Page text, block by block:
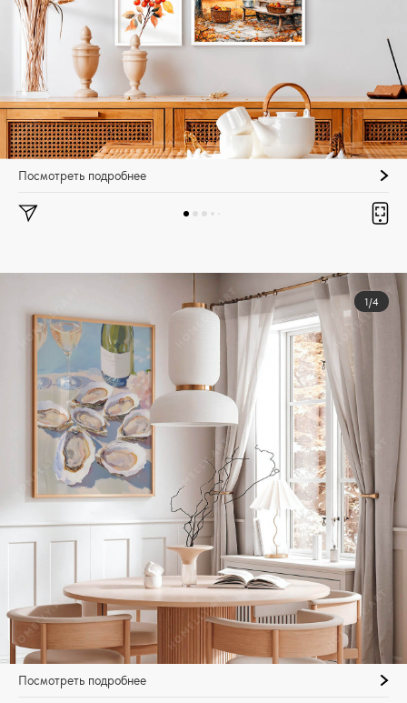
Посмотреть подробнее
1/4
Посмотреть подробнее